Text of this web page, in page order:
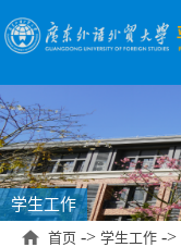
学生工作
首页 -> 学生工作 ->